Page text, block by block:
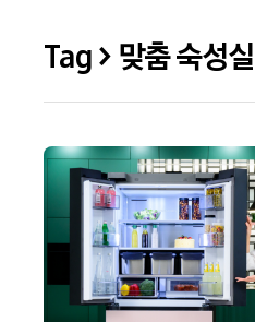
Tag > 맞춤 숙성실